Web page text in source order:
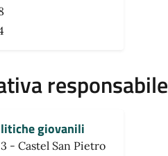
responsabile
giovanili
- Castel San Pietro